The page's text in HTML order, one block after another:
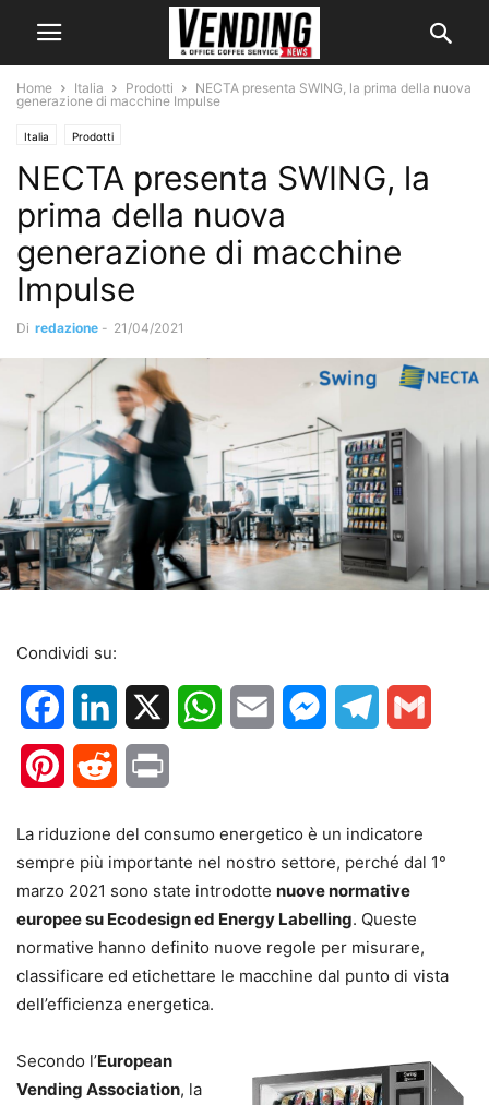
Home Italia Prodotti
NECTA presenta SWING, la prima della nuova
generazione di macchine Impulse
Italia Prodotti
NECTA presenta SWING, la
prima della nuova
generazione di macchine
Impulse
Di redazione - 21/04/2021
Condividi su:
FacebookLinkedIn WhatsApp
Email MessengerTelegram
PinterestReddit
La riduzione del consumo energetico è un indicatore
sempre più importante nel nostro settore, perché dal 1°
marzo 2021 sono state introdotte nuove normative
europee su Ecodesign ed Energy Labelling. Queste
normative hanno definito nuove regole per misurare,
classificare ed etichettare le macchine dal punto di vista
dell’efficienza energetica.
Secondo l’European
Vending Association, la